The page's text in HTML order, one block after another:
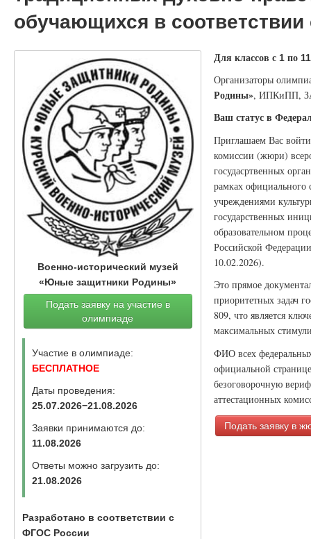
обучающихся в
Военно-исторический музей
«Юные защитники Родины»
Подать заявку на участие в
олимпиаде
Участие в олимпиаде:
БЕСПЛАТНОЕ
Даты проведения:
25.07.2026−21.08.2026
Заявки принимаются до:
11.08.2026
Ответы можно загрузить до:
21.08.2026
Разработано в соответствии с
ФГОС России
Для классов с 1по 11
Организаторы
Родины», ИПКиПП,
Ваш статус в
Приглашаем Вас
комиссии (жюри)
госудасртвенных
рамках официального
учреждениями
государственных
образовательном
Российской
10.02.2026).
Это прямое
приоритетных задач
809, что является
максимальных
ФИО всех
официальной
безоговорочную
аттестационных
Подать заявку в